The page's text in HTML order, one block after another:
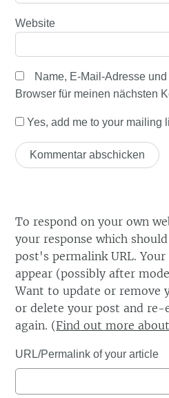
Website
Name, E-Mail-Adresse
Browser für meinen nächsten
Yes, add me to your mailing
To respond on your own
your response which
post's permalink URL.
appear (possibly after
Want to update or remove
or delete your post and re-
again. (Find out more
URL/Permalink of your article